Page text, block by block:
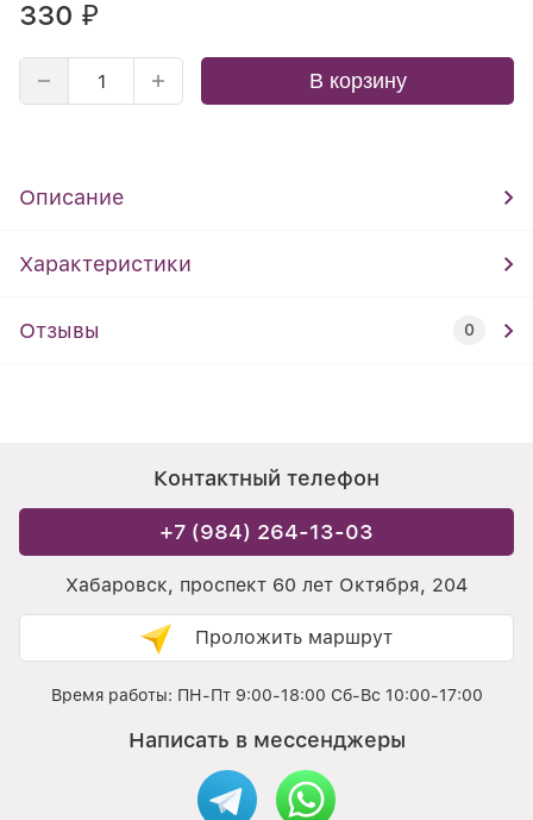
330 ₽
В корзину
Описание
Характеристики
Отзывы 0
Контактный телефон
+7 (984) 264-13-03
Хабаровск, проспект 60 лет Октября, 204
Проложить маршрут
Время работы: ПН-Пт 9:00-18:00 Сб-Вс 10:00-17:00
Написать в мессенджеры